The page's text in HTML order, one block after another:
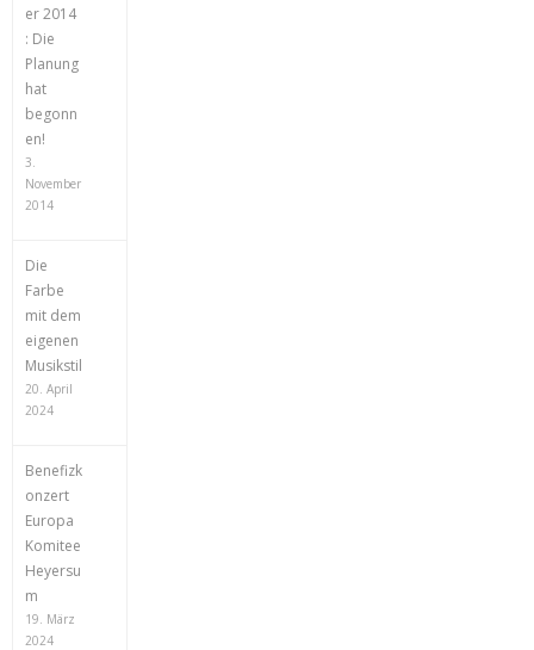
er 2014
: Die
Planung
hat
begonn
en!
3.
November
2014
Die
Farbe
mit dem
eigenen
Musikstil
20. April
2024
Benefizk
onzert
Europa
Komitee
Heyersu
m
19. März
2024